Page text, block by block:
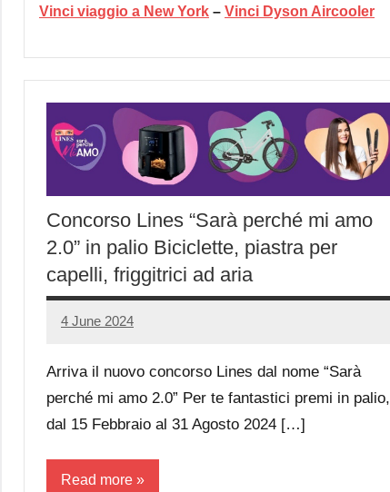
Vinci viaggio a New York – Vinci Dyson Aircooler
Concorso Lines “Sarà perché mi amo
2.0” in palio Biciclette, piastra per
capelli, friggitrici ad aria
4 June 2024
Luca
No
Arriva il nuovo concorso Lines dal nome “Sarà
perché mi amo 2.0” Per te fantastici premi in palio,
dal 15 Febbraio al 31 Agosto 2024 […]
Read more